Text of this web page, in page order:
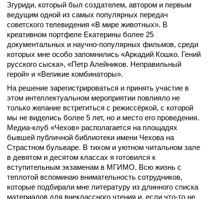
Згуриди, который был создателем, автором и первым
ведущим одной из самых популярных передач
советского телевидения «В мире животных». В
креативном портфеле Екатерины более 25
документальных и научно-популярных фильмов, среди
которых мне особо запомнились «Аркадий Кошко. Гений
русского сыска», «Петр Алейников. Неправильный
герой» и «Великие комбинаторы».
На решение зарегистрироваться и принять участие в
этом интеллектуальном мероприятии повлияло не
только желание встретиться с режиссёркой, с которой
мы не виделись более 5 лет, но и место его проведения.
Медиа-клуб «Чехов» располагается на площадях
бывшей публичной библиотеки имени Чехова на
Страстном бульваре. В тихом и уютном читальном зале
в девятом и десятом классах я готовился к
вступительным экзаменам в МГИМО. Всю жизнь с
теплотой вспоминаю внимательность сотрудников,
которые подбирали мне литературу из длинного списка
материалов для внеклассного чтения и, если что-то не